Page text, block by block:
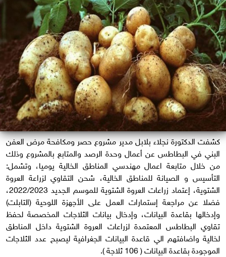
كشفت الدكتورة نجلاء بلابل مدير مشروع حصر ومكافحة مرض العفن
البني في البطاطس عن أعمال وحدة الرصد والمتابع بالمشروع وذلك
من خلال متابعة اعمال مهندسي المناطق الخالية يوميا، وتشمل:
التأسيس و الصيانة للمناطق الخالية، شحن التقاوي لزراعة العروة
الشتوية، إعتماد زراعات العروة الشتوية للموسم الجديد 2022/2023،
فضلا عن مراجعة إستمارات العمل على الأجهزة اللوحية (التابلت)
وإدخالها بقاعدة البيانات، وإدخال بيانات الثلاجات المخصصة لحفظ
تقاوي البطاطس المعتمدة لزراعات العروة الشتوية داخل المناطق
لخالية واضافتهم الي قاعدة البيانات الجغرافية ليصبح عدد الثلاجات
الموجودة بقاعدة البيانات ( 106 ثلاجة ).